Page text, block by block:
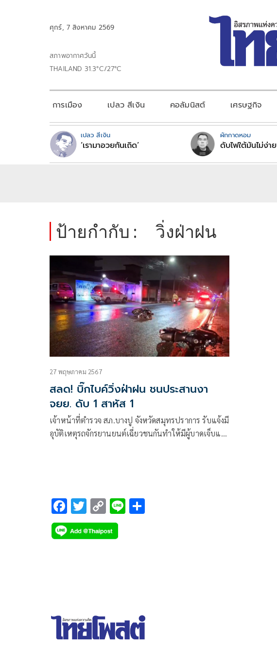
ศุกร์, 7 สิงหาคม 2569
สภาพอากาศวันนี้
THAILAND 31.3°C/27°C
การเมือง เปลว สีเงิน คอลัมนิสต์ เศรษฐกิจ
เปลว สีเงิน
‘เรามาอวยกันเถิด’
ผักกาดหอม
ดับไฟใต้มันไม่ง่าย
ป้ายกำกับ : วิ่งฝ่าฝน
27 พฤษภาคม 2567
สลด! บิ๊กไบค์วิ่งฝ่าฝน ชนประสานงา
จยย. ดับ 1 สาหัส 1
เจ้าหน้าที่ตำรวจ สภ.บางปู จังหวัดสมุทรปราการ รับแจ้งมี
อุบัติเหตุรถจักรยานยนต์เฉี่ยวชนกันทำให้มีผู้บาดเจ็บและ
F
ac
e
T
wi
tt
C
o
p
Li